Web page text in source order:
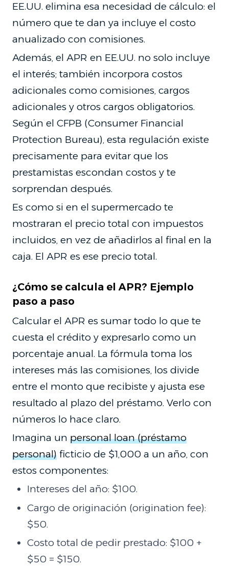
EE.UU. elimina esa necesidad de cálculo: el
número que te dan ya incluye el costo
anualizado con comisiones.
Además, el APR en EE.UU. no solo incluye
el interés; también incorpora costos
adicionales como comisiones, cargos
adicionales y otros cargos obligatorios.
Según el CFPB (Consumer Financial
Protection Bureau), esta regulación existe
precisamente para evitar que los
prestamistas escondan costos y te
sorprendan después.
Es como si en el supermercado te
mostraran el precio total con impuestos
incluidos, en vez de añadirlos al final en la
caja. El APR es ese precio total.
¿Cómo se calcula el APR? Ejemplo
paso a paso
Calcular el APR es sumar todo lo que te
cuesta el crédito y expresarlo como un
porcentaje anual. La fórmula toma los
intereses más las comisiones, los divide
entre el monto que recibiste y ajusta ese
resultado al plazo del préstamo. Verlo con
números lo hace claro.
Imagina un personal loan (préstamo
personal)ficticio de $1,000 a un año, con
estos componentes:
Intereses del año: $100.
Cargo de originación (origination fee):
$50.
Costo total de pedir prestado: $100 +
$50 = $150.